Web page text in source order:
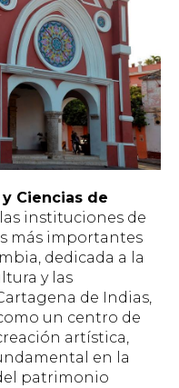
Ciencias de
instituciones de
más importantes
dedicada a la
y las
de Indias,
un centro de
artística,
en la
patrimonio